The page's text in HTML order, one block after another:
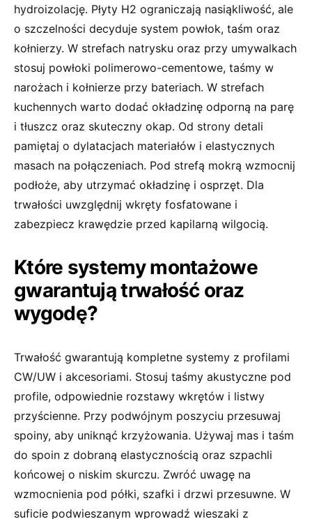
hydroizolację. Płyty H2 ograniczają nasiąkliwość, ale
o szczelności decyduje system powłok, taśm oraz
kołnierzy. W strefach natrysku oraz przy umywalkach
stosuj powłoki polimerowo-cementowe, taśmy w
narożach i kołnierze przy bateriach. W strefach
kuchennych warto dodać okładzinę odporną na parę
i tłuszcz oraz skuteczny okap. Od strony detali
pamiętaj o dylatacjach materiałów i elastycznych
masach na połączeniach. Pod strefą mokrą wzmocnij
podłoże, aby utrzymać okładzinę i osprzęt. Dla
trwałości uwzględnij wkręty fosfatowane i
zabezpiecz krawędzie przed kapilarną wilgocią.
Które systemy montażowe
gwarantują trwałość oraz
wygodę?
Trwałość gwarantują kompletne systemy z profilami
CW/UW i akcesoriami. Stosuj taśmy akustyczne pod
profile, odpowiednie rozstawy wkrętów i listwy
przyścienne. Przy podwójnym poszyciu przesuwaj
spoiny, aby uniknąć krzyżowania. Używaj mas i taśm
do spoin z dobraną elastycznością oraz szpachli
końcowej o niskim skurczu. Zwróć uwagę na
wzmocnienia pod półki, szafki i drzwi przesuwne. W
suficie podwieszanym wprowadź wieszaki z